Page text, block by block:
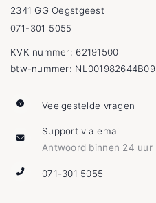
2341 GG Oegstgeest
071-301 5055
KVK nummer: 62191500
btw-nummer: NL001982644B09
Veelgestelde vragen
Support via email
Antwoord binnen 24 uur
071-301 5055